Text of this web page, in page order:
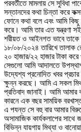
পরবর্তীতে মামলায় সে সুবিধা
সন্তানদের কথা চিন্তা করে
ফোনে কথা বলে এবং আমি কিছু
করে। আমি তার এত যন্ত্রণা
শরীয়ত ও আইনগত ভাবে তাকে
১৮/০৮/২০২৪ তারিখে তালাক
২০ হাজার/২২ হাজার টাকা
সেগুলো আমি আদালতে
উদ্যেশ্য প্রনোদিত খবর প্রচার
ক্ষুন্ন করছে। আমি এ সকল
প্রতিবাদ জানাই। আমি আমার
কারনে এক বছর সাময়িক
এ পযন্ত সে বহু বার আমার
অসামাজিক কার্যকলাপের
বিভিন্ন যায়গায় মিথ্যা ও